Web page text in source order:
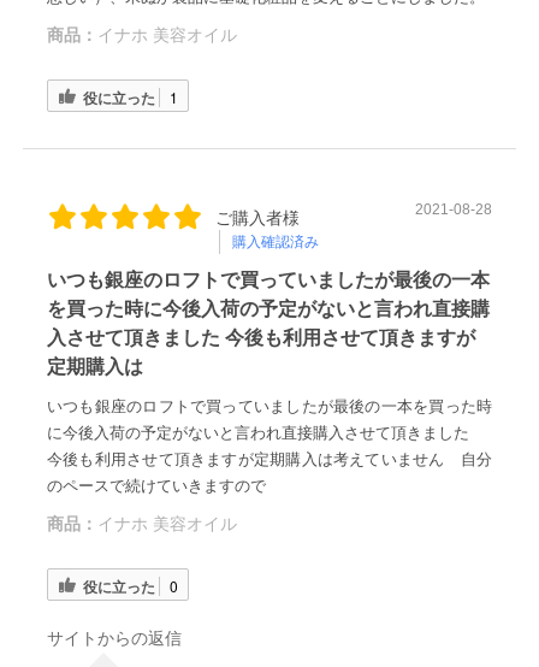
商品： イナホ 美容オイル
役に立った 1
ご購入者様
購入確認済み
2021-08-28
いつも銀座のロフトで買っていましたが最後の一本
を買った時に今後入荷の予定がないと言われ直接購
入させて頂きました 今後も利用させて頂きますが
定期購入は
いつも銀座のロフトで買っていましたが最後の一本を買った時
に今後入荷の予定がないと言われ直接購入させて頂きました
今後も利用させて頂きますが定期購入は考えていません 自分
のペースで続けていきますので
商品： イナホ 美容オイル
役に立った 0
サイトからの返信